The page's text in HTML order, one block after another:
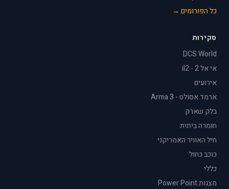
כל הפורומים →
סקירות
DCS World
אי אל 2 - il2
אירועים
ארמד אסולט - Arma 3
בלק שארק
חומרה ביתית
חיל האוויר האמריקני
כוכב כחול
כללי
מצגות Power Point